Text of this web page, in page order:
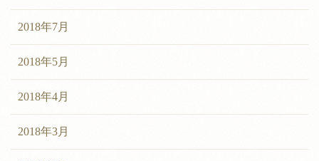
2018年7月
2018年5月
2018年4月
2018年3月